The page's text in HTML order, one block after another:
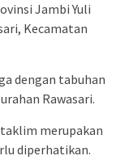
Jambi Yuli
Kecamatan
dengan tabuhan
Rawasari.
merupakan
diperhatikan.